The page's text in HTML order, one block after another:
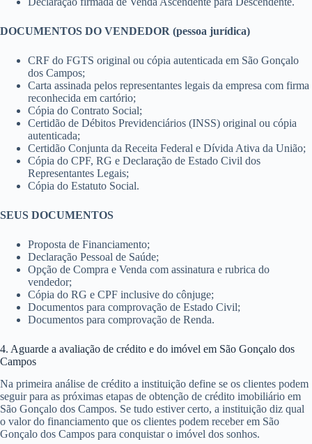
DOCUMENTOS DO VENDEDOR (pessoa jurídica)
CRF do FGTS original ou cópia autenticada em São Gonçalo
dos Campos;
Carta assinada pelos representantes legais da empresa com firma
reconhecida em cartório;
Cópia do Contrato Social;
Certidão de Débitos Previdenciários (INSS) original ou cópia
autenticada;
Certidão Conjunta da Receita Federal e Dívida Ativa da União;
Cópia do CPF, RG e Declaração de Estado Civil dos
Representantes Legais;
Cópia do Estatuto Social.
SEUS DOCUMENTOS
Proposta de Financiamento;
Declaração Pessoal de Saúde;
Opção de Compra e Venda com assinatura e rubrica do
vendedor;
Cópia do RG e CPF inclusive do cônjuge;
Documentos para comprovação de Estado Civil;
Documentos para comprovação de Renda.
4. Aguarde a avaliação de crédito e do imóvel em São Gonçalo dos
Campos
Na primeira análise de crédito a instituição define se os clientes podem
seguir para as próximas etapas de obtenção de crédito imobiliário em
São Gonçalo dos Campos. Se tudo estiver certo, a instituição diz qual
o valor do financiamento que os clientes podem receber em São
Gonçalo dos Campos para conquistar o imóvel dos sonhos.